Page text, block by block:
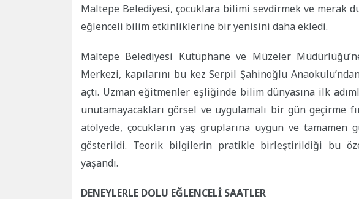
Maltepe Belediyesi, çocuklara bilimi sevdirmek ve merak
eğlenceli bilim etkinliklerine bir yenisini daha ekledi.
Maltepe Belediyesi Kütüphane ve Müzeler
Merkezi, kapılarını bu kez Serpil Şahinoğlu
açtı. Uzman eğitmenler eşliğinde bilim dünyasına ilk
unutamayacakları görsel ve uygulamalı bir gün geçirme
atölyede, çocukların yaş gruplarına uygun ve
gösterildi. Teorik bilgilerin pratikle birleştirildiği bu
yaşandı.
DENEYLERLE DOLU EĞLENCELİ SAATLER